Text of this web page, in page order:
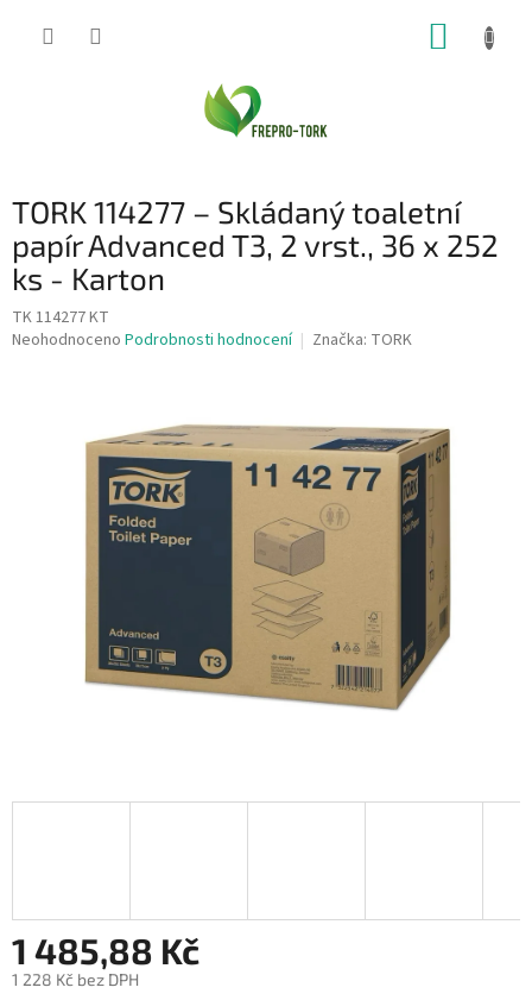
TORK 114277 – Skládaný toaletní
papír Advanced T3, 2 vrst., 36 x 252
ks - Karton
TK 114277 KT
Průměrné
Neohodnoceno Podrobnosti hodnocení Značka: TORK
1 485,88 Kč
1 228 Kč bez DPH